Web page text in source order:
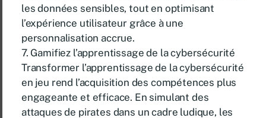
les données sensibles, tout en optimisant
l’expérience utilisateur grâce à une
personnalisation accrue.
7. Gamifiez l’apprentissage de la cybersécurité
Transformer l’apprentissage de la cybersécurité
en jeu rend l’acquisition des compétences plus
engageante et efficace. En simulant des
attaques de pirates dans un cadre ludique, les